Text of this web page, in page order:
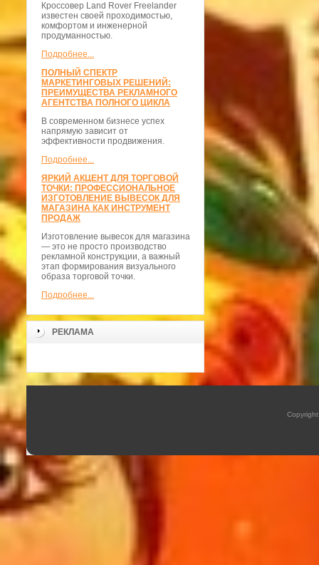
Кроссовер Land Rover Freelander
известен своей проходимостью,
комфортом и инженерной
продуманностью.
Подробнее...
ПОЛНЫЙ СПЕКТР
МАРКЕТИНГОВЫХ РЕШЕНИЙ:
ПРЕИМУЩЕСТВА РЕКЛАМНОГО
АГЕНТСТВА ПОЛНОГО ЦИКЛА
В современном бизнесе успех
напрямую зависит от
эффективности продвижения.
Подробнее...
ЯРКИЙ АКЦЕНТ ДЛЯ ТОРГОВОЙ
ТОЧКИ: ПРОФЕССИОНАЛЬНОЕ
ИЗГОТОВЛЕНИЕ ВЫВЕСОК ДЛЯ
МАГАЗИНА КАК ИНСТРУМЕНТ
ПРОДАЖ
Изготовление вывесок для магазина
— это не просто производство
рекламной конструкции, а важный
этап формирования визуального
образа торговой точки.
Подробнее...
РЕКЛАМА